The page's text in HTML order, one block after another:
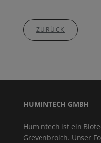
ZURÜCK
HUMINTECH GMBH
Humintech ist ein
Grevenbroich. Unser